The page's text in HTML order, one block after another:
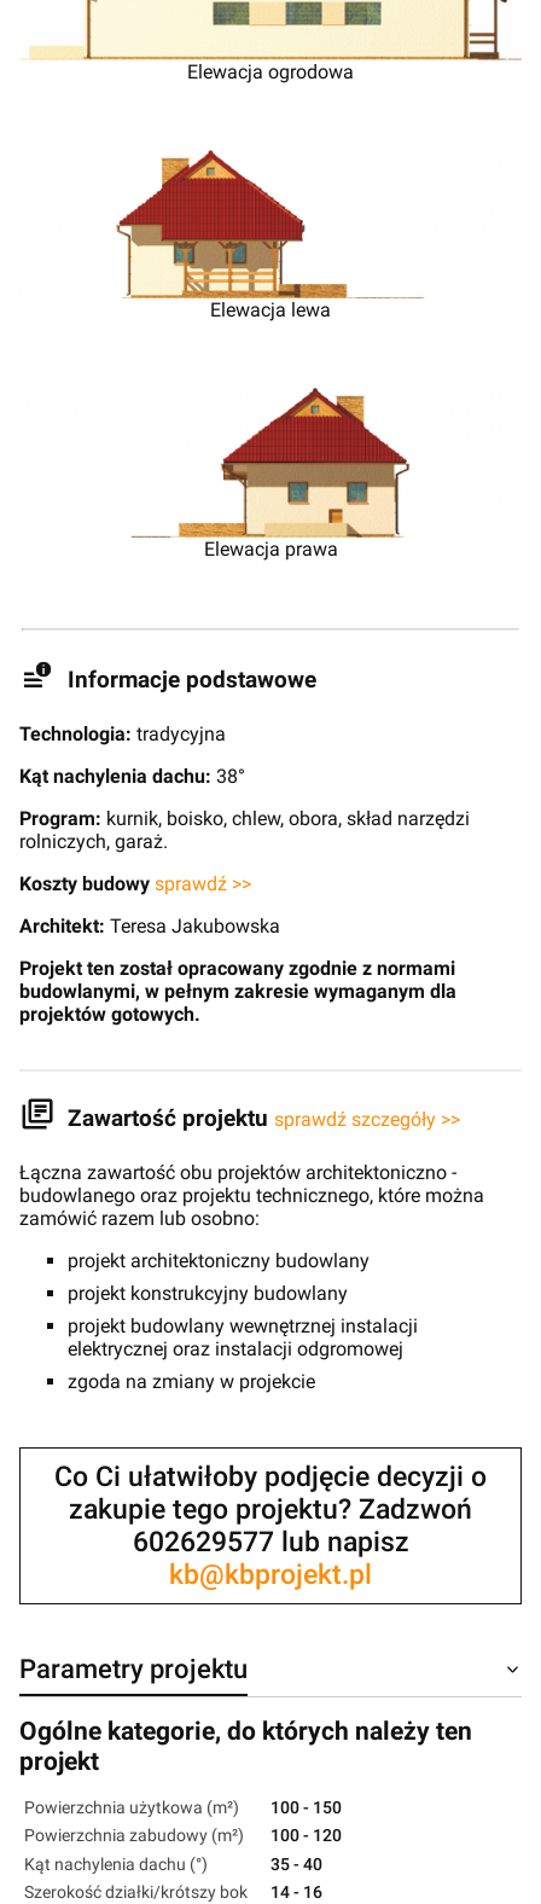
Elewacja ogrodowa
Elewacja lewa
Elewacja prawa
Informacje podstawowe
Technologia: tradycyjna
Kąt nachylenia dachu: 38°
Program: kurnik, boisko, chlew, obora, skład narzędzi
rolniczych, garaż.
Koszty budowy sprawdź >>
Architekt: Teresa Jakubowska
Projekt ten został opracowany zgodnie z normami
budowlanymi, w pełnym zakresie wymaganym dla
projektów gotowych.
Zawartość projektu sprawdź szczegóły >>
Łączna zawartość obu projektów architektoniczno -
budowlanego oraz projektu technicznego, które można
zamówić razem lub osobno:
projekt architektoniczny budowlany
projekt konstrukcyjny budowlany
projekt budowlany wewnętrznej instalacji
elektrycznej oraz instalacji odgromowej
zgoda na zmiany w projekcie
Co Ci ułatwiłoby podjęcie decyzji o
zakupie tego projektu? Zadzwoń
602629577 lub napisz
kb@kbprojekt.pl
Parametry projektu
Ogólne kategorie, do których należy ten
projekt
Powierzchnia użytkowa (m²)
100 - 150
Powierzchnia zabudowy (m²)
100 - 120
Kąt nachylenia dachu (°)
35 - 40
Szerokość działki/krótszy bok
14 - 16